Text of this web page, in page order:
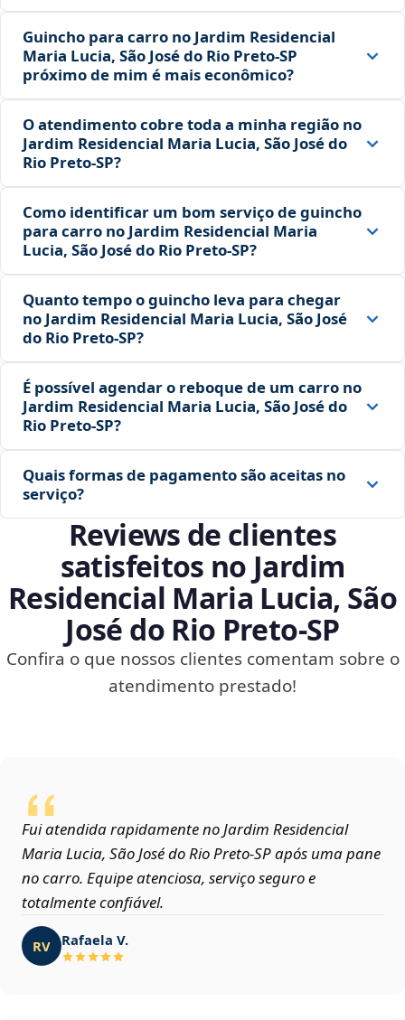
Guincho para carro no Jardim Residencial
Maria Lucia, São José do Rio Preto‑SP
próximo de mim é mais econômico?
O atendimento cobre toda a minha região no
Jardim Residencial Maria Lucia, São José do
Rio Preto‑SP?
Como identificar um bom serviço de guincho
para carro no Jardim Residencial Maria
Lucia, São José do Rio Preto‑SP?
Quanto tempo o guincho leva para chegar
no Jardim Residencial Maria Lucia, São José
do Rio Preto‑SP?
É possível agendar o reboque de um carro no
Jardim Residencial Maria Lucia, São José do
Rio Preto‑SP?
Quais formas de pagamento são aceitas no
serviço?
Reviews de clientes
satisfeitos no Jardim
Residencial Maria Lucia, São
José do Rio Preto‑SP
Confira o que nossos clientes comentam sobre o
atendimento prestado!
Fui atendida rapidamente no Jardim Residencial
Maria Lucia, São José do Rio Preto‑SP após uma pane
no carro. Equipe atenciosa, serviço seguro e
totalmente confiável.
RV Rafaela V.